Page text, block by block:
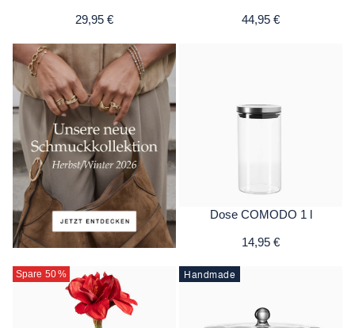
29,95 € 44,95 €
Dose COMODO 1 l
14,95 €
Spare 50% Handmade